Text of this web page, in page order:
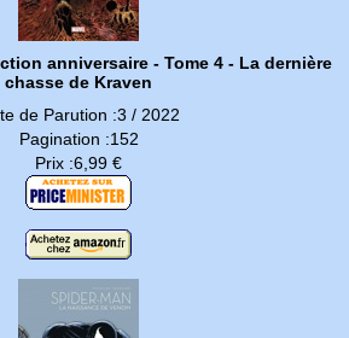
anniversaire - Tome 4 - La dernière
chasse de Kraven
de Parution :3 / 2022
Pagination :152
Prix :6,99 €